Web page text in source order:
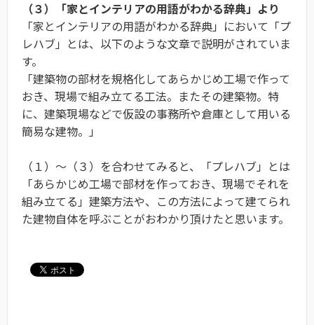
（３）「家とインテリアの用語がわかる辞典」より
「家とインテリアの用語がわかる辞典」において「プ
レハブ」とは、以下のような文章で説明がされていま
す。
「建築物の部材を規格化してあらかじめ工場で作って
おき、現場で組み立てる工法。またその建築物。特
に、建築現場などで仮設の事務所や倉庫として用いる
簡易な建物。」
（１）〜（３）を合わせてみると、「プレハブ」とは
「あらかじめ工場で部材を作っておき、現場でそれを
組み立てる」建築方法や、この方法によって建てられ
た建物自体を呼ぶことがおわかり頂けたと思います。